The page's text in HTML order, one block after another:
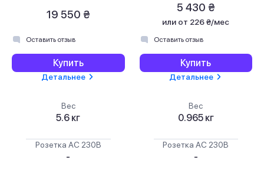
19 550 ₴
Оставить отзыв
Купить
Детальнее
Вес
5.6 кг
Розетка AC 230В
-
5 430 ₴
или от 226 ₴/мес
Оставить отзыв
Купить
Детальнее
Вес
0.965 кг
Розетка AC 230В
-